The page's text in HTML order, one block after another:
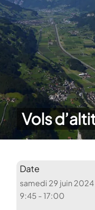
Vols
Date
samedi 29 juin 2024
9:45 - 17:00